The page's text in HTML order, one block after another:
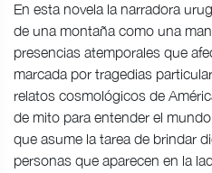
En esta novela la narradora
de una montaña como una
presencias atemporales que
marcada por tragedias
relatos cosmológicos de
de mito para entender el
que asume la tarea de brindar
personas que aparecen en la